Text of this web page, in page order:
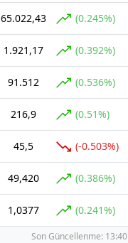
65.022,43 (0.245%)
1.921,17 (0.392%)
91.512 (0.536%)
216,9 (0.51%)
45,5 (-0.503%)
49,420 (0.386%)
1,0377 (0.241%)
Son Güncellenme: 13:40